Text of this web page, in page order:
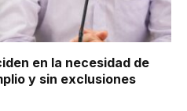
en la necesidad de
y sin exclusiones